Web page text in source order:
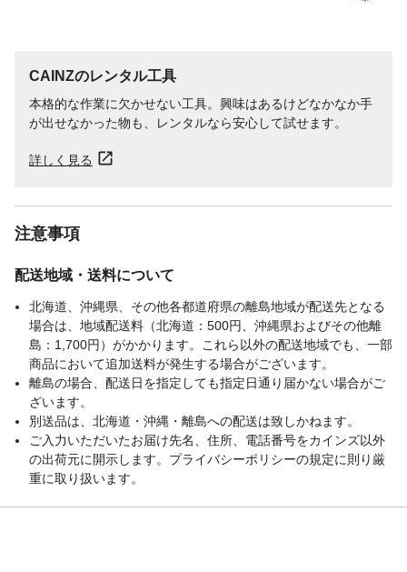
CAINZのレンタル工具
本格的な作業に欠かせない工具。興味はあるけどなかなか手
が出せなかった物も、レンタルなら安心して試せます。
詳しく見る
注意事項
配送地域・送料について
北海道、沖縄県、その他各都道府県の離島地域が配送先となる
場合は、地域配送料（北海道：500円、沖縄県およびその他離
島：1,700円）がかかります。これら以外の配送地域でも、一部
商品において追加送料が発生する場合がございます。
離島の場合、配送日を指定しても指定日通り届かない場合がご
ざいます。
別送品は、北海道・沖縄・離島への配送は致しかねます。
ご入力いただいたお届け先名、住所、電話番号をカインズ以外
の出荷元に開示します。プライバシーポリシーの規定に則り厳
重に取り扱います。